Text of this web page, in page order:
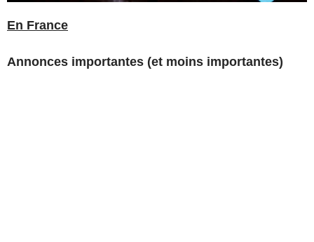
En France
Annonces importantes (et moins importantes)